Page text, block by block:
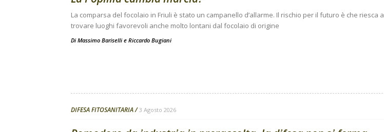
La comparsa del focolaio in Friuli è stato un campanello d’allarme. Il rischio per il futuro è che riesca a
trovare luoghi favorevoli anche molto lontani dal focolaio di origine
Di Massimo Bariselli e Riccardo Bugiani
DIFESA FITOSANITARIA 3 Agosto 2026